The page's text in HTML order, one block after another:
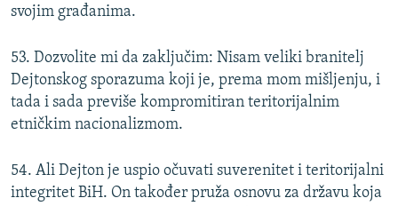
svojim građanima.
53. Dozvolite mi da zaključim: Nisam veliki branitelj
Dejtonskog sporazuma koji je, prema mom mišljenju, i
tada i sada previše kompromitiran teritorijalnim
etničkim nacionalizmom.
54. Ali Dejton je uspio očuvati suverenitet i teritorijalni
integritet BiH. On također pruža osnovu za državu koja